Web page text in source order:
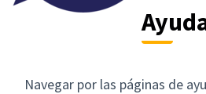
Navegar por las páginas de